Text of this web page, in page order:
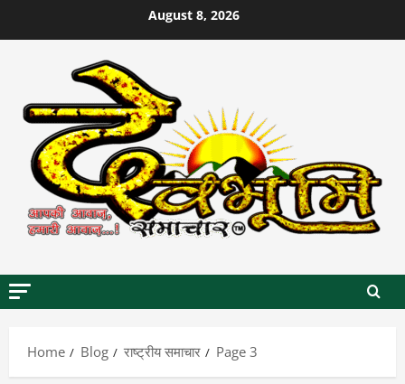
to
August 8, 2026
Home Blog राष्ट्रीय समाचार Page 3